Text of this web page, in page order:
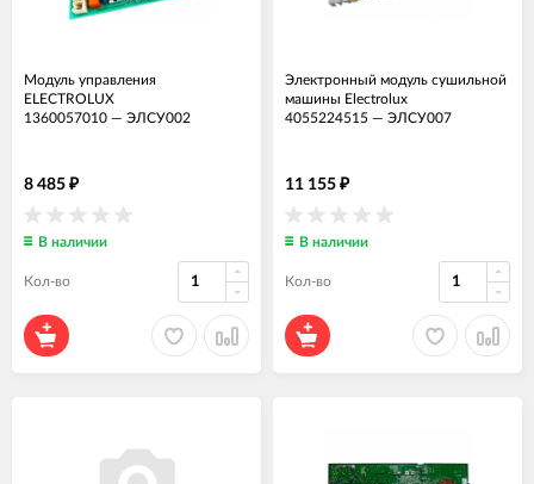
Модуль управления
ELECTROLUX
1360057010 — ЭЛСУ002
8 485 ₽
В наличии
Кол-во
Электронный модуль сушильной
машины Electrolux
4055224515 — ЭЛСУ007
11 155 ₽
В наличии
Кол-во